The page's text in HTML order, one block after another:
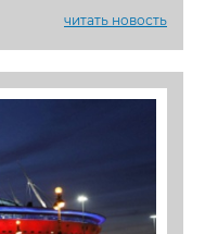
читать новость